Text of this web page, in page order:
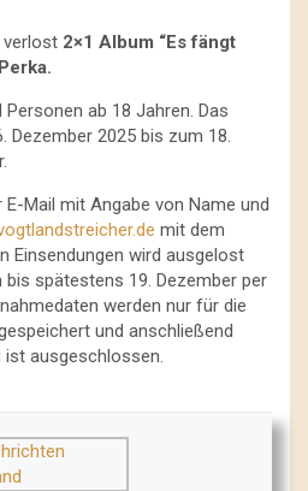
verlost 2×1 Album “Es fängt
ab 18 Jahren. Das
Dezember 2025 bis zum 18.
Mail mit Angabe von Name und
mit dem
Einsendungen wird ausgelost
bis spätestens 19. Dezember per
werden nur für die
und anschließend
ausgeschlossen.